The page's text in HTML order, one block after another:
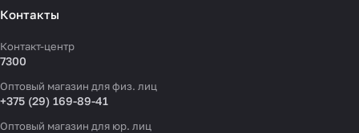
Контакты
Контакт-центр
7300
Оптовый магазин для физ. лиц
+375 (29) 169-89-41
Оптовый магазин для юр. лиц